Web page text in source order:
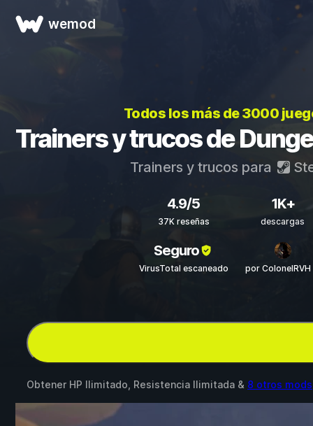
wemod
Todos los más de 3000
Trainers y trucos de
Trainers y trucos para
4.9/5
37K reseñas
1K+
descargas
Seguro
VirusTotal escaneado por
Obtener HP Ilimitado, Resistencia Ilimitada & 8 otros mods